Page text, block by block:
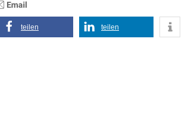
teilen teilen